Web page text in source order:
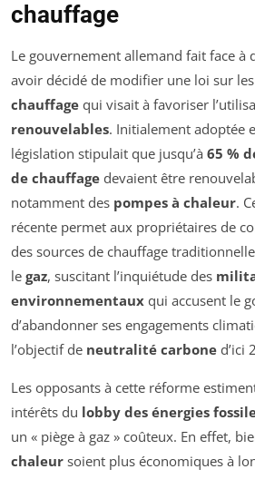
chauffage
Le gouvernement allemand fait face à
avoir décidé de modifier une loi sur les
chauffage qui visait à favoriser
renouvelables. Initialement adoptée
législation stipulait que jusqu’à 65 %
de chauffage devaient être
notamment des pompes à chaleur.
récente permet aux propriétaires de
des sources de chauffage
le gaz, suscitant l’inquiétude des
environnementaux qui accusent le
d’abandonner ses engagements
l’objectif de neutralité carbone d’ici
Les opposants à cette réforme
intérêts du lobby des énergies
un « piège à gaz » coûteux. En effet,
chaleur soient plus économiques à